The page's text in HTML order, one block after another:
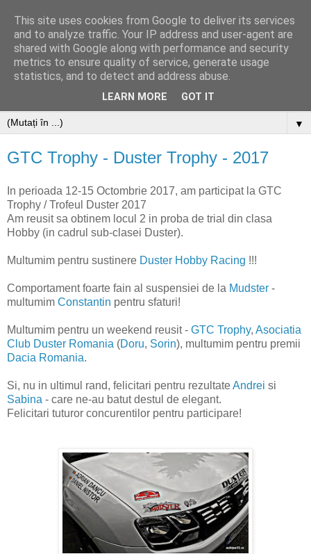
▼
GTC Trophy - Duster Trophy - 2017
In perioada 12-15 Octombrie 2017, am participat la GTC
Trophy / Trofeul Duster 2017
Am reusit sa obtinem locul 2 in proba de trial din clasa
Hobby (in cadrul sub-clasei Duster).
Multumim pentru sustinere Duster Hobby Racing !!!
Comportament foarte fain al suspensiei de la Mudster -
multumim Constantin pentru sfaturi!
Multumim pentru un weekend reusit - GTC Trophy, Asociatia
Club Duster Romania (Doru, Sorin), multumim pentru premii
Dacia Romania.
Si, nu in ultimul rand, felicitari pentru rezultateAndrei si
Sabina - care ne-au batut destul de elegant.
Felicitari tuturor concurentilor pentru participare!
This site uses cookies from Google to deliver its services
and to analyze traffic. Your IP address and user-agent are
shared with Google along with performance and security
metrics to ensure quality of service, generate usage
statistics, and to detect and address abuse.
LEARN MORE GOT IT